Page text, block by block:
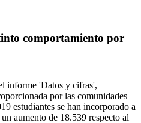
comportamiento por
informe 'Datos y cifras',
por las comunidades
estudiantes se han incorporado a
aumento de 18.539 respecto al